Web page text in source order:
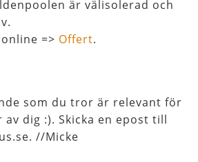
är välisolerad och
=> Offert.
som du tror är relevant för
av dig :). Skicka en epost till
//Micke